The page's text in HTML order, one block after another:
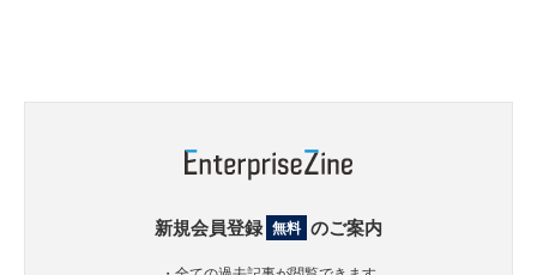
新規会員登録 無料 のご案内